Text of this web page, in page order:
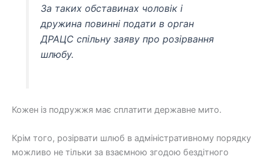
За таких обставинах чоловік і
дружина повинні подати в орган
ДРАЦС спільну заяву про розірвання
шлюбу.
Кожен із подружжя має сплатити державне мито.
Крім того, розірвати шлюб в адміністративному порядку
можливо не тільки за взаємною згодою бездітного